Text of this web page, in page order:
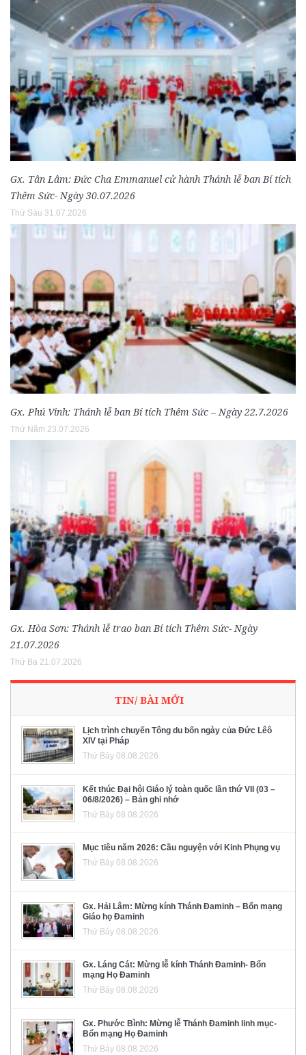
Gx. Tân Lâm: Đức Cha Emmanuel cử hành Thánh lễ ban Bí tích
Thêm Sức- Ngày 30.07.2026
Thứ Sáu 31.07.2026
Gx. Phú Vinh: Thánh lễ ban Bí tích Thêm Sức – Ngày 22.7.2026
Thứ Năm 23.07.2026
Gx. Hòa Sơn: Thánh lễ trao ban Bí tích Thêm Sức- Ngày
21.07.2026
Thứ Ba 21.07.2026
TIN/ BÀI MỚI
Lịch trình chuyến Tông du bốn ngày của Đức Lêô
XIV tại Pháp
Thứ Bảy 08.08.2026
Kết thúc Đại hội Giáo lý toàn quốc lần thứ VII (03 –
06/8/2026) – Bản ghi nhớ
Thứ Bảy 08.08.2026
Mục tiêu năm 2026: Cầu nguyện với Kinh Phụng vụ
Thứ Bảy 08.08.2026
Gx. Hải Lâm: Mừng kính Thánh Đaminh – Bổn mạng
Giáo họ Đaminh
Thứ Bảy 08.08.2026
Gx. Láng Cát: Mừng lễ kính Thánh Đaminh- Bổn
mạng Họ Đaminh
Thứ Bảy 08.08.2026
Gx. Phước Bình: Mừng lễ Thánh Đaminh linh mục-
Bổn mạng Họ Đaminh
Thứ Bảy 08.08.2026